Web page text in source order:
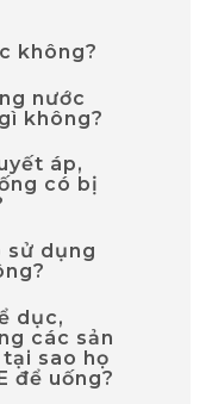
không?
nước
không?
áp,
có bị
sử dụng
dục,
các sản
sao họ
để uống?